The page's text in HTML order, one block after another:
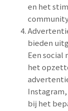
en het
bieden
Een
het
bij het